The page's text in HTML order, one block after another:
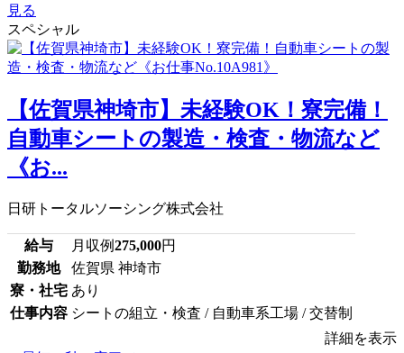
見る
スペシャル
【佐賀県神埼市】未経験OK！寮完備！
自動車シートの製造・検査・物流など
《お...
日研トータルソーシング株式会社
給与 月収例275,000円
勤務地
佐賀県 神埼市
寮・社宅 あり
仕事内容 シートの組立・検査 / 自動車系工場 / 交替制
詳細を表示